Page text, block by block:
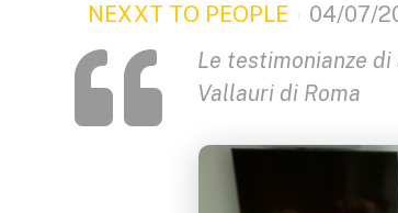
NEXXT TO PEOPLE
04/07/
Le testimonianze
Vallauri di Roma